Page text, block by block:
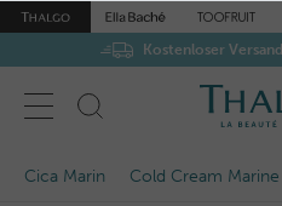
Kostenloser Versand
Cica Marin Cold Cream Marine